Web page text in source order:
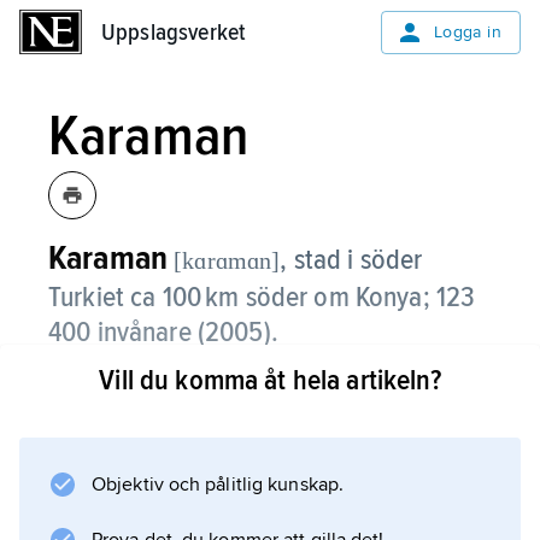
Uppslagsverket Logga in
Karaman
Karaman [kɑrɑmɑn], stad i söder
Turkiet ca 100 km söder om Konya; 123
400 invånare (2005).
K., under antiken benämnt
intogs 1256 av den turkmenska
Vill du komma åt hela artikeln?
Objektiv och pålitlig kunskap.